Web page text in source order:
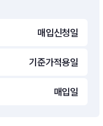
매입신청일
기준가적용일
매입일